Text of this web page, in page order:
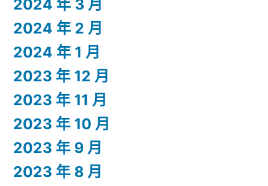
2024 年 3 月
2024 年 2 月
2024 年 1 月
2023 年 12 月
2023 年 11 月
2023 年 10 月
2023 年 9 月
2023 年 8 月